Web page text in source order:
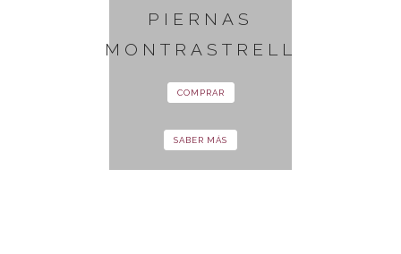
PIERNAS
MONTRASTRELL
COMPRAR
SABER MÁS